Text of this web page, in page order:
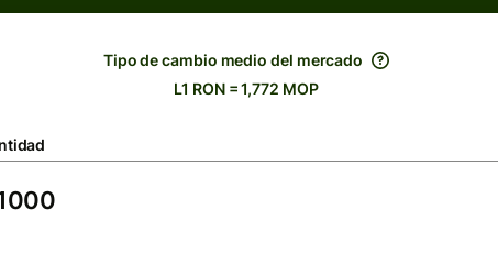
Tipo de cambio medio del mercado
L1 RON = 1,772 MOP